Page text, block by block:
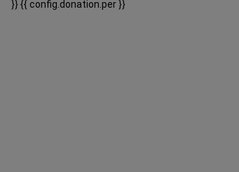
}}{{ config.donation.per }}